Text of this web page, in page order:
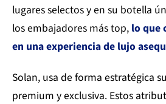
lugares selectos y en su botella
los embajadores más top, lo que
en una experiencia de lujo
Solan, usa de forma estratégica
premium y exclusiva. Estos